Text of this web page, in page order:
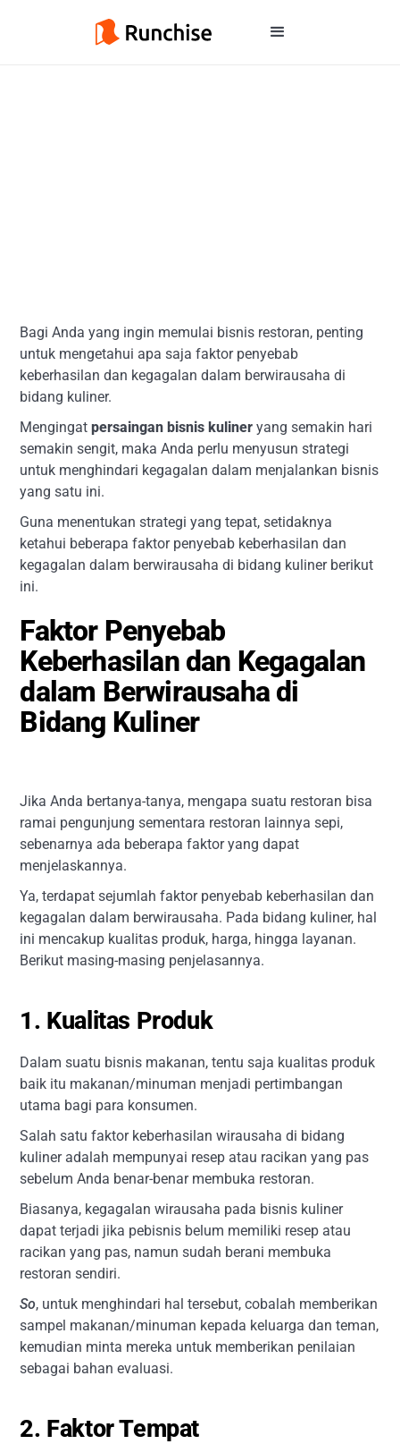
Bagi Anda yang ingin memulai bisnis restoran, penting
untuk mengetahui apa saja faktor penyebab
keberhasilan dan kegagalan dalam berwirausaha di
bidang kuliner.
Mengingatpersaingan bisnis kuliner yang semakin hari
semakin sengit, maka Anda perlu menyusun strategi
untuk menghindari kegagalan dalam menjalankan bisnis
yang satu ini.
Guna menentukan strategi yang tepat, setidaknya
ketahui beberapa faktor penyebab keberhasilan dan
kegagalan dalam berwirausaha di bidang kuliner berikut
ini.
Faktor Penyebab
Keberhasilan dan Kegagalan
dalam Berwirausaha di
Bidang Kuliner
Jika Anda bertanya-tanya, mengapa suatu restoran bisa
ramai pengunjung sementara restoran lainnya sepi,
sebenarnya ada beberapa faktor yang dapat
menjelaskannya.
Ya, terdapat sejumlah faktor penyebab keberhasilan dan
kegagalan dalam berwirausaha. Pada bidang kuliner, hal
ini mencakup kualitas produk, harga, hingga layanan.
Berikut masing-masing penjelasannya.
1. Kualitas Produk
Dalam suatu bisnis makanan, tentu saja kualitas produk
baik itu makanan/minuman menjadi pertimbangan
utama bagi para konsumen.
Salah satu faktor keberhasilan wirausaha di bidang
kuliner adalah mempunyai resep atau racikan yang pas
sebelum Anda benar-benar membuka restoran.
Biasanya, kegagalan wirausaha pada bisnis kuliner
dapat terjadi jika pebisnis belum memiliki resep atau
racikan yang pas, namun sudah berani membuka
restoran sendiri.
So, untuk menghindari hal tersebut, cobalah memberikan
sampel makanan/minuman kepada keluarga dan teman,
kemudian minta mereka untuk memberikan penilaian
sebagai bahan evaluasi.
2. Faktor Tempat